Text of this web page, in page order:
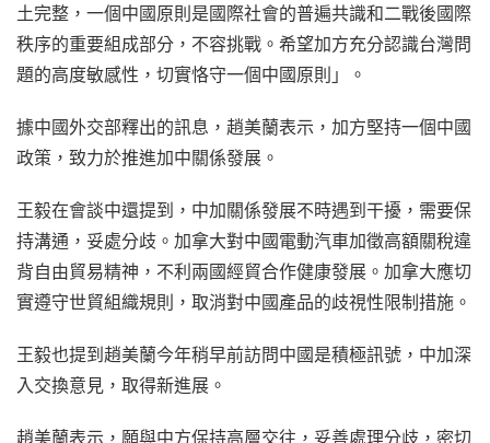
土完整，一個中國原則是國際社會的普遍共識和二戰後國際
秩序的重要組成部分，不容挑戰。希望加方充分認識台灣問
題的高度敏感性，切實恪守一個中國原則」。
據中國外交部釋出的訊息，趙美蘭表示，加方堅持一個中國
政策，致力於推進加中關係發展。
王毅在會談中還提到，中加關係發展不時遇到干擾，需要保
持溝通，妥處分歧。加拿大對中國電動汽車加徵高額關稅違
背自由貿易精神，不利兩國經貿合作健康發展。加拿大應切
實遵守世貿組織規則，取消對中國產品的歧視性限制措施。
王毅也提到趙美蘭今年稍早前訪問中國是積極訊號，中加深
入交換意見，取得新進展。
趙美蘭表示，願與中方保持高層交往，妥善處理分歧，密切